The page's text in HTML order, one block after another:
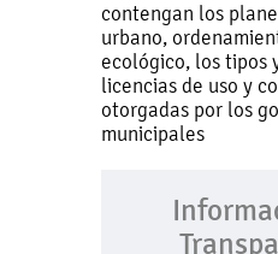
contengan los
urbano,
ecológico, los tipos
licencias de uso y
otorgadas por los
municipales